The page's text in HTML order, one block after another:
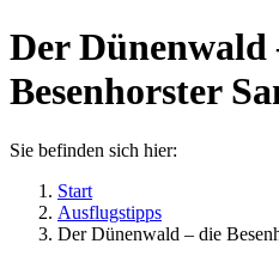
Der Dünenwald
Besenhorster
Sie befinden sich hier:
Start
Ausflugstipps
Der Dünenwald – die